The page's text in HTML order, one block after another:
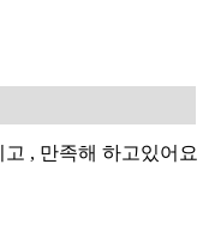
, 만족해 하고있어요